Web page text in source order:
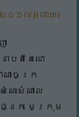
២០១៧ | ដោយ៖
បតីតេជោ
ណាចក្រ
ះសំណាល
នែក មេក្រុម